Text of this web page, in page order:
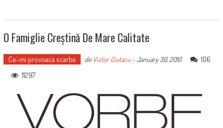
O Famiglie Creștină De Mare Calitate
Ce-mi provoaca scarba de Victor Ciutacu-January 30, 2010
106
11297